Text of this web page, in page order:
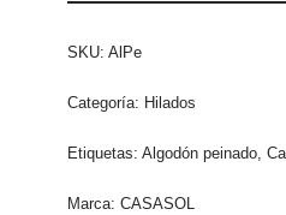
SKU:AlPe
Categoría: Hilados
Etiquetas:Algodón peinado,
Marca:CASASOL